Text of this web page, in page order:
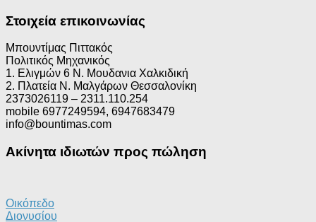
Στοιχεία επικοινωνίας
Μπουντίμας Πιττακός
Πολιτικός Μηχανικός
1. Ελιγμών 6 Ν. Μουδανια Χαλκιδική
2. Πλατεία Ν. Μαλγάρων Θεσσαλονίκη
2373026119 – 2311.110.254
mobile 6977249594, 6947683479
info@bountimas.com
Ακίνητα ιδιωτών προς πώληση
Οικόπεδο
Διονυσίου